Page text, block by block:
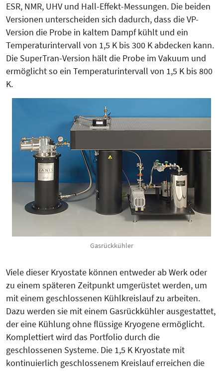
ESR, NMR, UHV und Hall-Effekt-Messungen. Die beiden
Versionen unterscheiden sich dadurch, dass die VP-
Version die Probe in kaltem Dampf kühlt und ein
Temperaturintervall von 1,5 K bis 300 K abdecken kann.
Die SuperTran-Version hält die Probe im Vakuum und
ermöglicht so ein Temperaturintervall von 1,5 K bis 800
K.
Gasrückkühler
Viele dieser Kryostate können entweder ab Werk oder
zu einem späteren Zeitpunkt umgerüstet werden, um
mit einem geschlossenen Kühlkreislauf zu arbeiten.
Dazu werden sie mit einem Gasrückkühler ausgestattet,
der eine Kühlung ohne flüssige Kryogene ermöglicht.
Komplettiert wird das Portfolio durch die
geschlossenen Systeme. Die 1,5 K Kryostate mit
kontinuierlich geschlossenem Kreislauf erreichen die